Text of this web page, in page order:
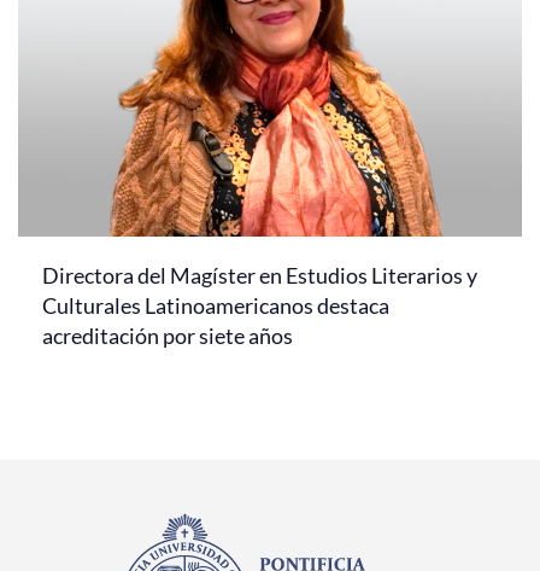
Directora del Magíster en Estudios Literarios y
Culturales Latinoamericanos destaca
acreditación por siete años